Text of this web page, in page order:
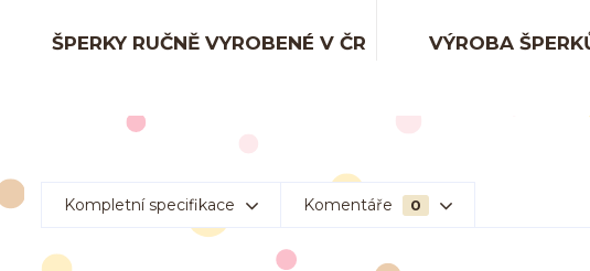
ŠPERKY RUČNĚ VYROBENÉ V ČR VÝROBA
Kompletní specifikace Komentáře 0